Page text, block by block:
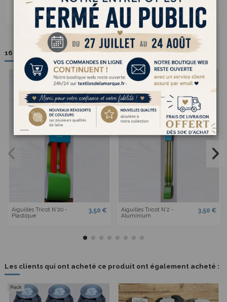
Taille au choix : Pointure 29 à 42
16 autres produits dans la même catégorie :
Aiguilles Tricot N°20 -
Plastique
3,50 €
Aiguilles Tricot N°2 -
Aluminium
3,50 €
Les clients qui ont acheté ce produit ont également acheté :
Pack